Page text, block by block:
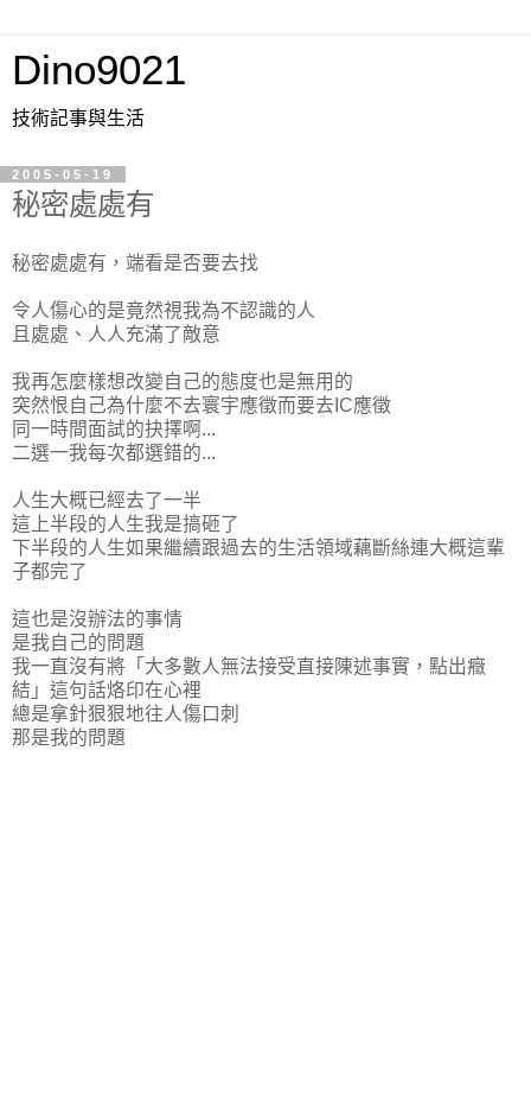
Dino9021
技術記事與生活
2005-05-19
秘密處處有
秘密處處有，端看是否要去找
令人傷心的是竟然視我為不認識的人
且處處、人人充滿了敵意
我再怎麼樣想改變自己的態度也是無用的
突然恨自己為什麼不去寰宇應徵而要去IC應徵
同一時間面試的抉擇啊...
二選一我每次都選錯的...
人生大概已經去了一半
這上半段的人生我是搞砸了
下半段的人生如果繼續跟過去的生活領域藕斷絲連大概這輩
子都完了
這也是沒辦法的事情
是我自己的問題
我一直沒有將「大多數人無法接受直接陳述事實，點出癥
結」這句話烙印在心裡
總是拿針狠狠地往人傷口刺
那是我的問題